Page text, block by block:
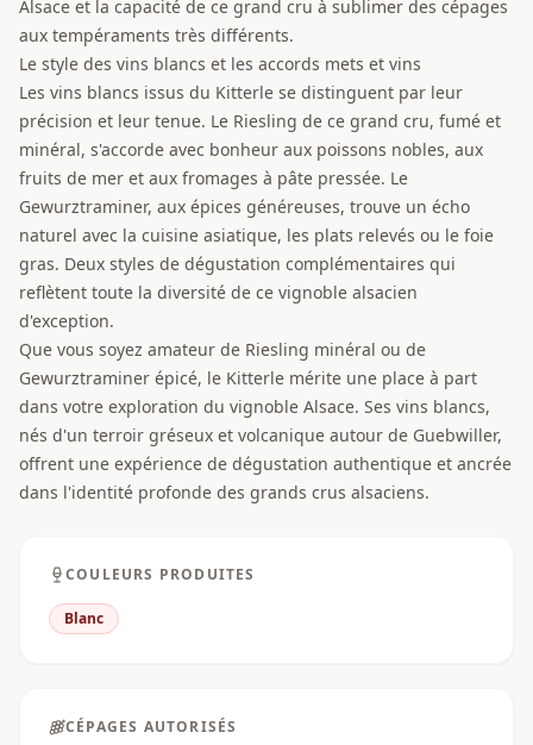
Alsace et la capacité de ce grand cru à sublimer des cépages
aux tempéraments très différents.
Le style des vins blancs et les accords mets et vins
Les vins blancs issus du Kitterle se distinguent par leur
précision et leur tenue. Le Riesling de ce grand cru, fumé et
minéral, s'accorde avec bonheur aux poissons nobles, aux
fruits de mer et aux fromages à pâte pressée. Le
Gewurztraminer, aux épices généreuses, trouve un écho
naturel avec la cuisine asiatique, les plats relevés ou le foie
gras. Deux styles de dégustation complémentaires qui
reflètent toute la diversité de ce vignoble alsacien
d'exception.
Que vous soyez amateur de Riesling minéral ou de
Gewurztraminer épicé, le Kitterle mérite une place à part
dans votre exploration du vignoble Alsace. Ses vins blancs,
nés d'un terroir gréseux et volcanique autour de Guebwiller,
offrent une expérience de dégustation authentique et ancrée
dans l'identité profonde des grands crus alsaciens.
COULEURS PRODUITES
Blanc
CÉPAGES AUTORISÉS